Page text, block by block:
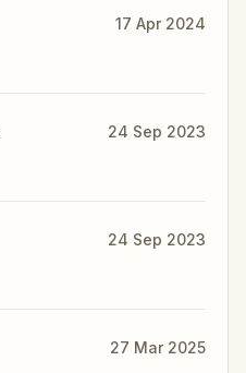
17 Apr 2024
24 Sep 2023
24 Sep 2023
27 Mar 2025